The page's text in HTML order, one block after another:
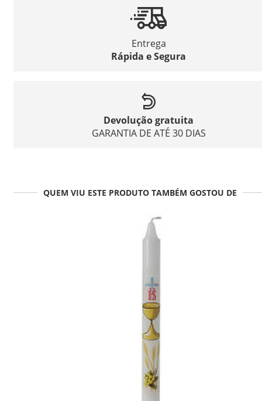
Entrega
Rápida e Segura
Devolução gratuita
GARANTIA DE ATÉ 30 DIAS
QUEM VIU ESTE PRODUTO TAMBÉM GOSTOU DE